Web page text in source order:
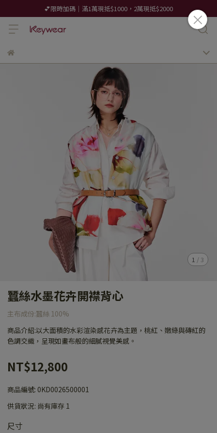
💕限時加碼｜滿1萬現抵$1000，2萬現抵$2000
1 / 3
蠶絲水墨花卉開襟背心
主布成份:蠶絲 100%
商品介紹:以大面積的水彩渲染感花卉為主題，桃紅、嫩綠與磚紅的
色調交織，呈現如畫布般的細膩視覺美感。
NT$12,800
商品編號: 0KD0026500001
供貨狀況: 尚有庫存 1
尺寸